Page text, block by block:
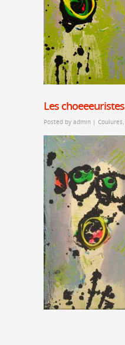
Les choeeeuristes
Posted by admin | Coulures,